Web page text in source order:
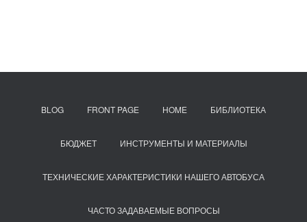
BLOG FRONT PAGE HOME БИБЛИОТЕКА
БЮДЖЕТ ИНСТРУМЕНТЫ И МАТЕРИАЛЫ
ТЕХНИЧЕСКИЕ ХАРАКТЕРИСТИКИ НАШЕГО АВТОБУСА
ЧАСТО ЗАДАВАЕМЫЕ ВОПРОСЫ